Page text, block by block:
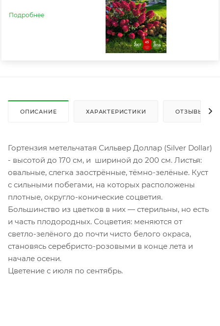
Подробнее
ОПИСАНИЕ ХАРАКТЕРИСТИКИ ОТЗЫВЫ
Гортензия метельчатая Сильвер Доллар (Silver Dollar)
- высотой до 170 см, и шириной до 200 см. Листья:
овальные, слегка заострённые, тёмно-зелёные. Куст
с сильными побегами, на которых расположены
плотные, округло-конические соцветия.
Большинство из цветков в них — стерильны, но есть
и часть плодородных. Соцветия: меняются от
светло-зелёного до почти чисто белого окраса,
становясь серебристо-розовыми в конце лета и
начале осени.
Цветение с июля по сентябрь.